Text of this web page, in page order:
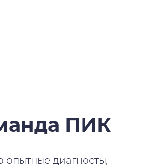
ПИК
опытные диагносты,